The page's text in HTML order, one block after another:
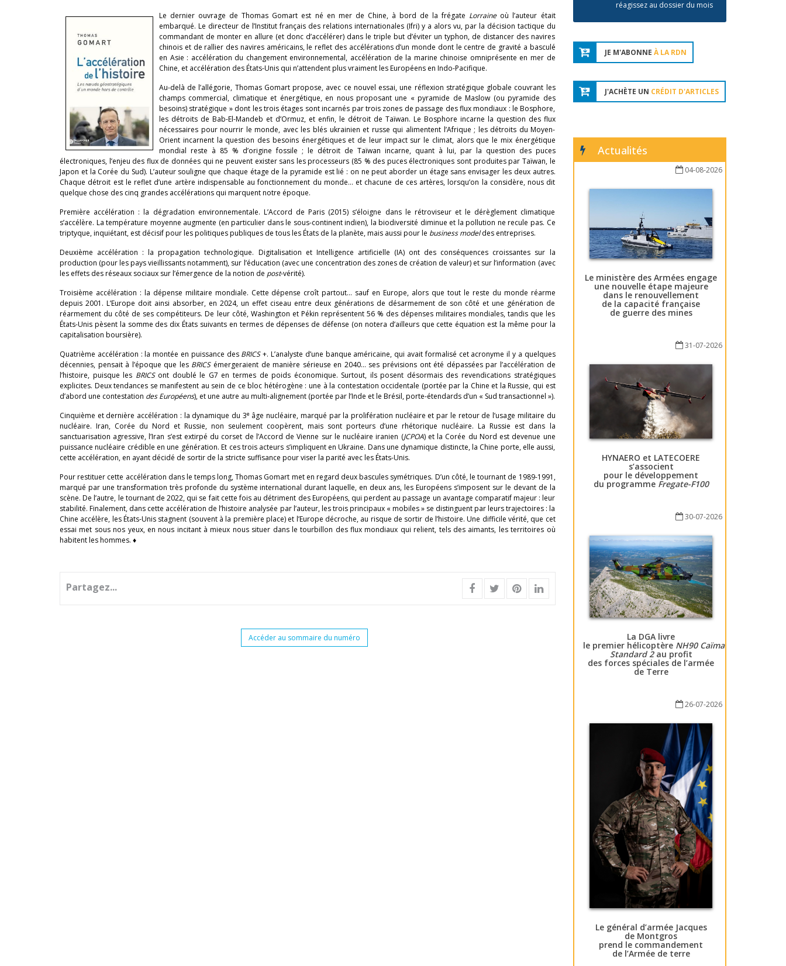
Le dernier ouvrage de Thomas Gomart est né en mer de Chine, à bord de la frégate Lorraineoù l’auteur était
embarqué. Le directeur de l’Institut français des relations internationales (Ifri) y a alors vu, par la décision tactique du
commandant de monter en allure (et donc d’accélérer) dans le triple but d’éviter un typhon, de distancer des navires
chinois et de rallier des navires américains, le reflet des accélérations d’un monde dont le centre de gravité a basculé
en Asie : accélération du changement environnemental, accélération de la marine chinoise omniprésente en mer de
Chine, et accélération des États-Unis qui n’attendent plus vraiment les Européens en Indo-Pacifique.
Au-delà de l’allégorie, Thomas Gomart propose, avec ce nouvel essai, une réflexion stratégique globale couvrant les
champs commercial, climatique et énergétique, en nous proposant une « pyramide de Maslow (ou pyramide des
besoins) stratégique » dont les trois étages sont incarnés par trois zones de passage des flux mondiaux : le Bosphore,
les détroits de Bab-El-Mandeb et d’Ormuz, et enfin, le détroit de Taïwan. Le Bosphore incarne la question des flux
nécessaires pour nourrir le monde, avec les blés ukrainien et russe qui alimentent l’Afrique ; les détroits du Moyen-
Orient incarnent la question des besoins énergétiques et de leur impact sur le climat, alors que le mix énergétique
mondial reste à 85 % d’origine fossile ; le détroit de Taïwan incarne, quant à lui, par la question des puces
électroniques, l’enjeu des flux de données qui ne peuvent exister sans les processeurs (85 % des puces électroniques sont produites par Taïwan, le
Japon et la Corée du Sud). L’auteur souligne que chaque étage de la pyramide est lié : on ne peut aborder un étage sans envisager les deux autres.
Chaque détroit est le reflet d’une artère indispensable au fonctionnement du monde… et chacune de ces artères, lorsqu’on la considère, nous dit
quelque chose des cinq grandes accélérations qui marquent notre époque.
Première accélération : la dégradation environnementale. L’Accord de Paris (2015) s’éloigne dans le rétroviseur et le dérèglement climatique
s’accélère. La température moyenne augmente (en particulier dans le sous-continent indien), la biodiversité diminue et la pollution ne recule pas. Ce
triptyque, inquiétant, est décisif pour les politiques publiques de tous les États de la planète, mais aussi pour le business modeldes entreprises.
Deuxième accélération : la propagation technologique. Digitalisation et Intelligence artificielle (IA) ont des conséquences croissantes sur la
production (pour les pays vieillissants notamment), sur l’éducation (avec une concentration des zones de création de valeur) et sur l’information (avec
les effets des réseaux sociaux sur l’émergence de la notion de post-vérité).
Troisième accélération : la dépense militaire mondiale. Cette dépense croît partout… sauf en Europe, alors que tout le reste du monde réarme
depuis 2001. L’Europe doit ainsi absorber, en 2024, un effet ciseau entre deux générations de désarmement de son côté et une génération de
réarmement du côté de ses compétiteurs. De leur côté, Washington et Pékin représentent 56 % des dépenses militaires mondiales, tandis que les
États-Unis pèsent la somme des dix États suivants en termes de dépenses de défense (on notera d’ailleurs que cette équation est la même pour la
capitalisation boursière).
Quatrième accélération : la montée en puissance des BRICS+. L’analyste d’une banque américaine, qui avait formalisé cet acronyme il y a quelques
décennies, pensait à l’époque que les BRICSémergeraient de manière sérieuse en 2040… ses prévisions ont été dépassées par l’accélération de
l’histoire, puisque les BRICSont doublé le G7 en termes de poids économique. Surtout, ils posent désormais des revendications stratégiques
explicites. Deux tendances se manifestent au sein de ce bloc hétérogène : une à la contestation occidentale (portée par la Chine et la Russie, qui est
d’abord une contestation des Européens), et une autre au multi-alignement (portée par l’Inde et le Brésil, porte-étendards d’un « Sud transactionnel »).
Cinquième et dernière accélération : la dynamique du 3eâge nucléaire, marqué par la prolifération nucléaire et par le retour de l’usage militaire du
nucléaire. Iran, Corée du Nord et Russie, non seulement coopèrent, mais sont porteurs d’une rhétorique nucléaire. La Russie est dans la
sanctuarisation agressive, l’Iran s’est extirpé du corset de l’Accord de Vienne sur le nucléaire iranien (JCPOA) et la Corée du Nord est devenue une
puissance nucléaire crédible en une génération. Et ces trois acteurs s’impliquent en Ukraine. Dans une dynamique distincte, la Chine porte, elle aussi,
cette accélération, en ayant décidé de sortir de la stricte suffisance pour viser la parité avec les États-Unis.
Pour restituer cette accélération dans le temps long, Thomas Gomart met en regard deux bascules symétriques. D’un côté, le tournant de 1989-1991,
marqué par une transformation très profonde du système international durant laquelle, en deux ans, les Européens s’imposent sur le devant de la
scène. De l’autre, le tournant de 2022, qui se fait cette fois au détriment des Européens, qui perdent au passage un avantage comparatif majeur : leur
stabilité. Finalement, dans cette accélération de l’histoire analysée par l’auteur, les trois principaux « mobiles » se distinguent par leurs trajectoires : la
Chine accélère, les États-Unis stagnent (souvent à la première place) et l’Europe décroche, au risque de sortir de l’histoire. Une difficile vérité, que cet
essai met sous nos yeux, en nous incitant à mieux nous situer dans le tourbillon des flux mondiaux qui relient, tels des aimants, les territoires où
habitent les hommes. ♦
Partagez...
Accéder au sommaire du numéro
réagissez au dossier du mois
JE M'ABONNE À LA RDN
J'ACHÈTE UN CRÉDIT D'ARTICLES
Actualités
04-08-2026
Le ministère des Armées engage
une nouvelle étape majeure
dans le renouvellement
de la capacité française
de guerre des mines
31-07-2026
HYNAERO et LATECOERE
s’associent
pour le développement
du programme Fregate-F100
30-07-2026
La DGA livre
le premier hélicoptère NH90 Caïman
Standard 2au profit
des forces spéciales de l’armée
de Terre
26-07-2026
Le général d’armée Jacques
de Montgros
prend le commandement
de l’Armée de terre